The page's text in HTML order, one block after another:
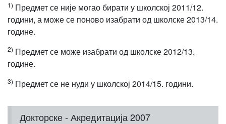
Докторске - Акредитација 2007
1) Предмет се није могао бирати у школској 2011/12.
години, а може се поново изабрати од школске 2013/14.
године.
2) Предмет се може изабрати од школске 2012/13.
године.
3) Предмет се не нуди у школској 2014/15. години.